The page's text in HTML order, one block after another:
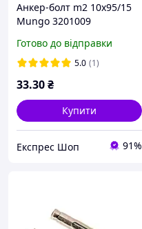
Анкер-болт m2 10х95/15
Mungo 3201009
GreenTec® 3 рази більша
стійкість до корозії 10 мм
Готово до відправки
5.0 (1)
33.30₴
Купити
Експрес Шоп 91%